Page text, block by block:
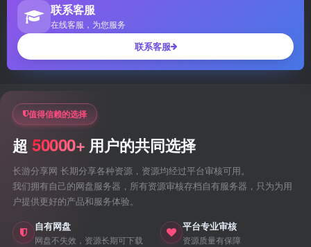
联系客服
在线客服，为您服务
联系客服
值得信赖的选择
超 50000+ 用户的共同选择
长游分享网 长期分享各种资源，资源均经过平台审核可用。
我们拥有自己的网盘服务器，所有资源审核存档自有服务器，只为为用
户提供更好的产品和服务体验。
自有网盘
网盘不失效，资源长期可下载
平台专业审核
资源质量有保障